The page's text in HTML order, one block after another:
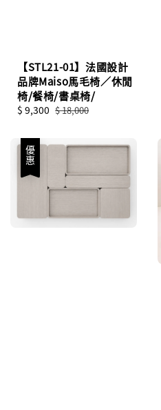
【STL21-01】法國設計
品牌Maiso馬毛椅／休閒
椅/餐椅/書桌椅/
Sale
$ 9,300 Regular
$ 18,000
優惠